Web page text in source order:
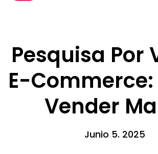
Pesquisa Por
E-
Vender
Junio 5. 2025